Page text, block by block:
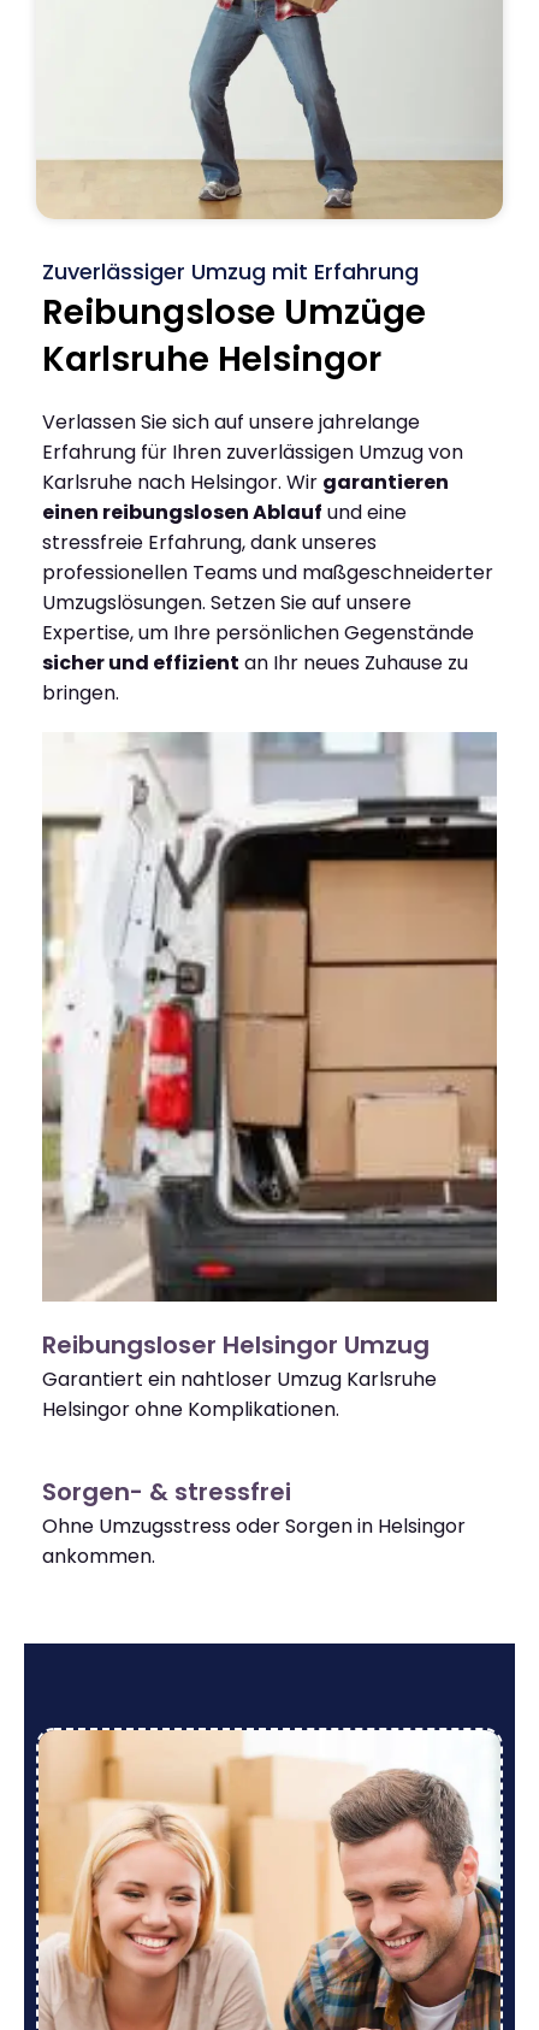
Zuverlässiger Umzug mit Erfahrung
Reibungslose Umzüge
Karlsruhe Helsingor
Verlassen Sie sich auf unsere jahrelange
Erfahrung für Ihren zuverlässigen Umzug von
Karlsruhe nach Helsingor. Wir garantieren
einen reibungslosen Ablauf und eine
stressfreie Erfahrung, dank unseres
professionellen Teams und maßgeschneiderter
Umzugslösungen. Setzen Sie auf unsere
Expertise, um Ihre persönlichen Gegenstände
sicher und effizient an Ihr neues Zuhause zu
bringen.
Reibungsloser Helsingor Umzug
Garantiert ein nahtloser Umzug Karlsruhe
Helsingor ohne Komplikationen.
Sorgen- & stressfrei
Ohne Umzugsstress oder Sorgen in Helsingor
ankommen.